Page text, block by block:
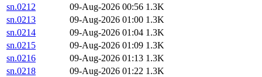
sn.0212
09-Aug-2026 00:56 1.3K
sn.0213
09-Aug-2026 01:00 1.3K
sn.0214
09-Aug-2026 01:04 1.3K
sn.0215
09-Aug-2026 01:09 1.3K
sn.0216
09-Aug-2026 01:13 1.3K
sn.0218
09-Aug-2026 01:22 1.3K